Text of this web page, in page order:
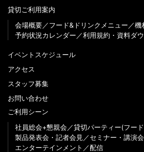
貸切ご利用案内
会場概要
フード&ドリンクメニュー
機
予約状況カレンダー
利用規約・資料ダ
イベントスケジュール
アクセス
スタッフ募集
お問い合わせ
ご利用シーン
社員総会+懇親会
貸切パーティー(フー
製品発表会・記者会見
セミナー・講演
エンターテインメント
配信